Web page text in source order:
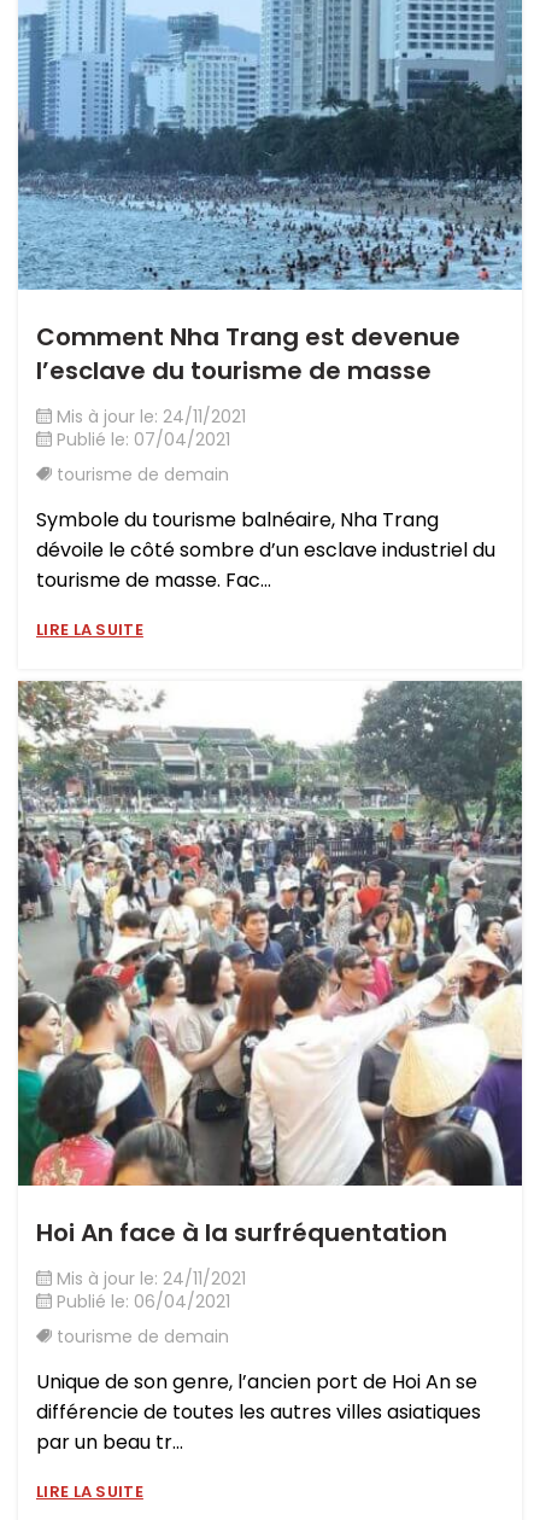
Comment Nha Trang est devenue
l’esclave du tourisme de masse
Mis à jour le: 24/11/2021
Publié le: 07/04/2021
tourisme de demain
Symbole du tourisme balnéaire, Nha Trang
dévoile le côté sombre d’un esclave industriel du
tourisme de masse. Fac...
LIRE LA SUITE
Hoi An face à la surfréquentation
Mis à jour le: 24/11/2021
Publié le: 06/04/2021
tourisme de demain
Unique de son genre, l’ancien port de Hoi An se
différencie de toutes les autres villes asiatiques
par un beau tr...
LIRE LA SUITE